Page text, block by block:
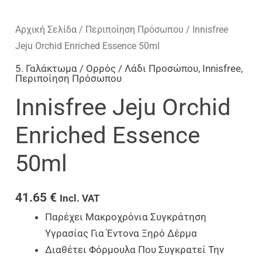
Αρχική Σελίδα / Περιποίηση Πρόσωπου / Innisfree
Jeju Orchid Enriched Essence 50ml
5. Γαλάκτωμα / Ορρός / Λάδι Προσώπου, Innisfree,
Περιποίηση Πρόσωπου
Innisfree Jeju Orchid
Enriched Essence
50ml
41.65 € Incl. VAT
Παρέχει Μακροχρόνια Συγκράτηση
Υγρασίας Για Έντονα Ξηρό Δέρμα
Διαθέτει Φόρμουλα Που Συγκρατεί Την